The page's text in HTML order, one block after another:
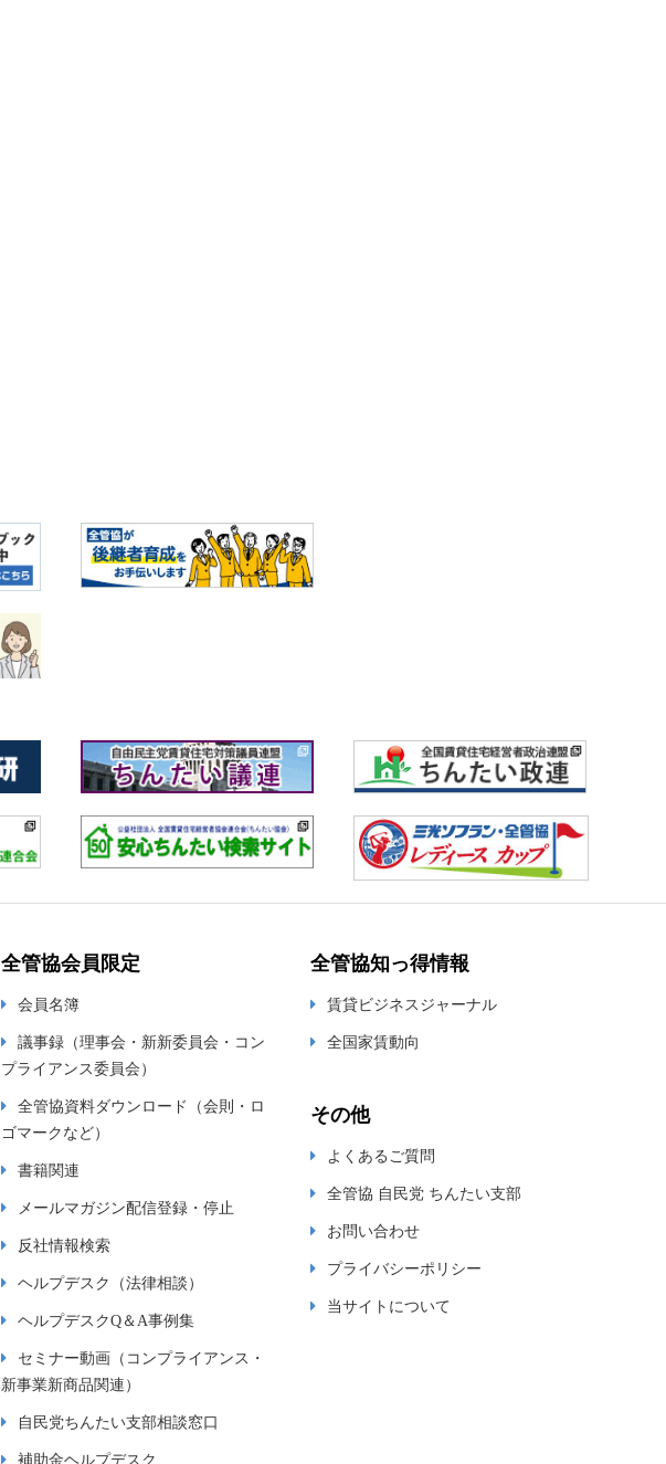
全管協会員限定
会員名簿
議事録（理事会・新新委員会・コン
プライアンス委員会）
全管協資料ダウンロード（会則・ロ
ゴマークなど）
書籍関連
メールマガジン配信登録・停止
反社情報検索
ヘルプデスク（法律相談）
ヘルプデスクQ＆A事例集
セミナー動画（コンプライアンス・
新事業新商品関連）
自民党ちんたい支部相談窓口
補助金ヘルプデスク
全管協知っ得情報
賃貸ビジネスジャーナル
全国家賃動向
その他
よくあるご質問
全管協 自民党 ちんたい支部
お問い合わせ
プライバシーポリシー
当サイトについて